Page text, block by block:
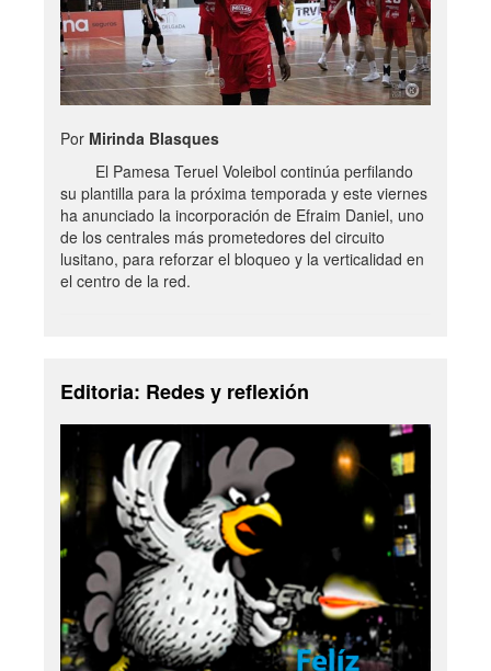
Por Mirinda Blasques
El Pamesa Teruel Voleibol continúa perfilando
su plantilla para la próxima temporada y este viernes
ha anunciado la incorporación de Efraim Daniel, uno
de los centrales más prometedores del circuito
lusitano, para reforzar el bloqueo y la verticalidad en
el centro de la red.
Editoria: Redes y reflexión